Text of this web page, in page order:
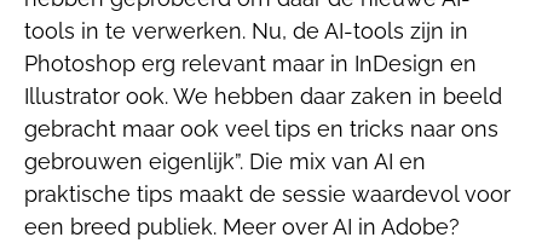
tools in te verwerken. Nu, de AI-tools zijn in
Photoshop erg relevant maar in InDesign en
Illustrator ook. We hebben daar zaken in beeld
gebracht maar ook veel tips en tricks naar ons
gebrouwen eigenlijk”. Die mix van AI en
praktische tips maakt de sessie waardevol voor
een breed publiek. Meer over AI in Adobe?